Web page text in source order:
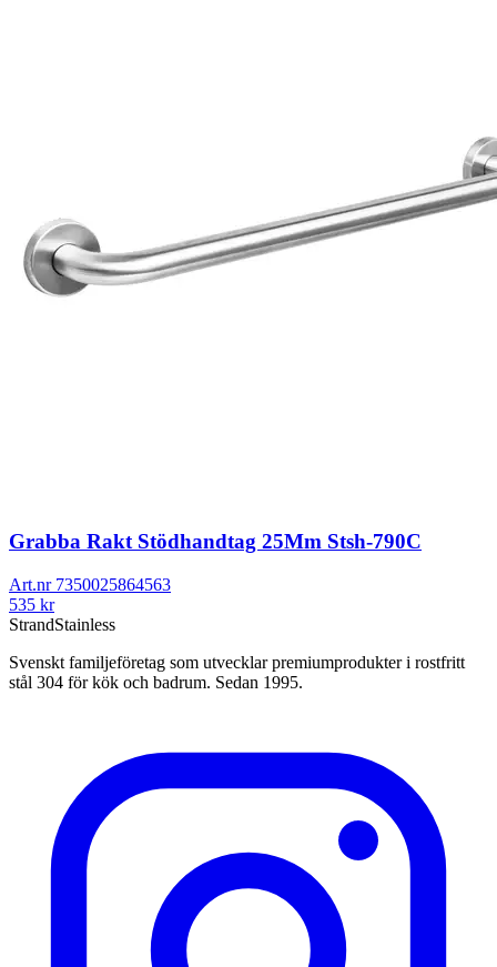
Grabba Rakt Stödhandtag 25Mm Stsh-790C
Art.nr 7350025864563
535 kr
StrandStainless
Svenskt familjeföretag som utvecklar premiumprodukter i rostfritt
stål 304 för kök och badrum. Sedan 1995.